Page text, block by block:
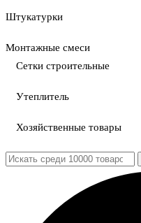
Штукатурки
Монтажные смеси
Сетки строительные
Утеплитель
Хозяйственные товары